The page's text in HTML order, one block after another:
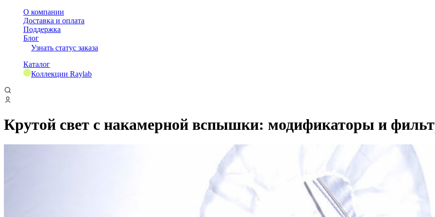
О компании
Доставка и оплата
Поддержка
Блог
Узнать статус заказа
Каталог
Коллекции Raylab
Крутой свет с накамерной вспышки: модификаторы и